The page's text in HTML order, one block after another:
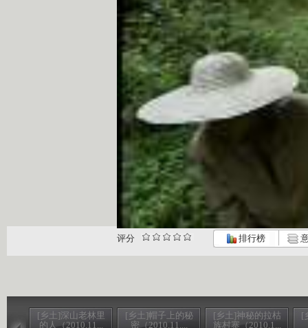
评分 排行榜
[乡土]深山老林里
的人（2010.11...
[乡土]帽子上的秘
密（2010.11....
[乡土]神秘的拉枯
族村寨（2010.1...
[